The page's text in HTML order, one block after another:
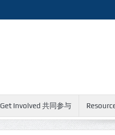
Get Involved 共同参与